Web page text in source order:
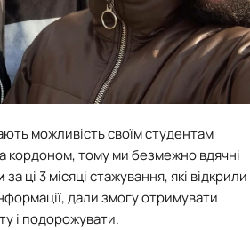
можливість своїм студентам
кордоном, тому ми безмежно вдячні
за ці 3 місяці стажування, які відкрили
дали змогу отримувати
і подорожувати.